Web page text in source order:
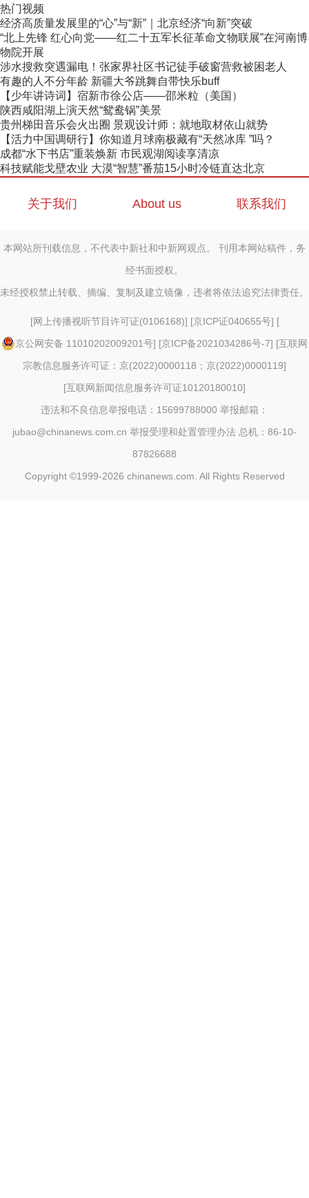
热门视频
经济高质量发展里的“心”与“新”｜北京经济“向新”突破
“北上先锋 红心向党——红二十五军长征革命文物联展”在河南博
物院开展
涉水搜救突遇漏电！张家界社区书记徒手破窗营救被困老人
有趣的人不分年龄 新疆大爷跳舞自带快乐buff
【少年讲诗词】宿新市徐公店——邵米粒（美国）
陕西咸阳湖上演天然“鸳鸯锅”美景
贵州梯田音乐会火出圈 景观设计师：就地取材依山就势
【活力中国调研行】你知道月球南极藏有“天然冰库 ”吗？
成都“水下书店”重装焕新 市民观湖阅读享清凉
科技赋能戈壁农业 大漠“智慧”番茄15小时冷链直达北京
关于我们 About us 联系我们
本网站所刊载信息，不代表中新社和中新网观点。 刊用本网站稿件，务
经书面授权。
未经授权禁止转载、摘编、复制及建立镜像，违者将依法追究法律责任。
[网上传播视听节目许可证(0106168)] [京ICP证040655号] [
京公网安备 11010202009201号] [京ICP备2021034286号-7] [互联网
宗教信息服务许可证：京(2022)0000118；京(2022)0000119]
[互联网新闻信息服务许可证10120180010]
违法和不良信息举报电话：15699788000 举报邮箱：
jubao@chinanews.com.cn 举报受理和处置管理办法 总机：86-10-
87826688
Copyright ©1999-2026 chinanews.com. All Rights Reserved